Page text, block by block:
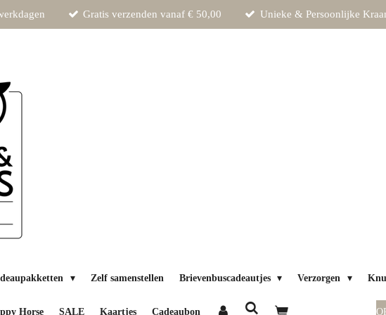
Gratis verzenden vanaf € 50,00 Unieke & Persoonlijke
Zelf samenstellen Brievenbuscadeautjes Verzorgen
Horse SALE Kaartjes Cadeaubon